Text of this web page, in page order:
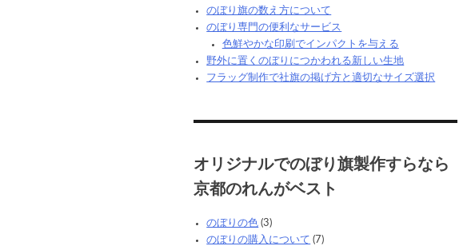
のぼり旗の数え方について
のぼり専門の便利なサービス
色鮮やかな印刷でインパクトを与える
野外に置くのぼりにつかわれる新しい生地
フラッグ制作で社旗の掲げ方と適切なサイズ選択
オリジナルでのぼり旗製作すらなら
京都のれんがベスト
のぼりの色 (3)
のぼりの購入について (7)